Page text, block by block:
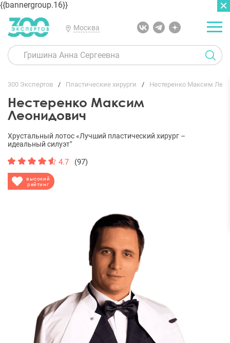
{{bannergroup.16}}
Москва
300 Экспертов Пластические хирурги Нестеренко Максим
Нестеренко Максим
Леонидович
высокий
рейтинг
Хрустальный лотос «Лучший пластический хирург –
идеальный силуэт"
4.7 (97)
ГЛАВНАЯ ОТЗЫВЫ